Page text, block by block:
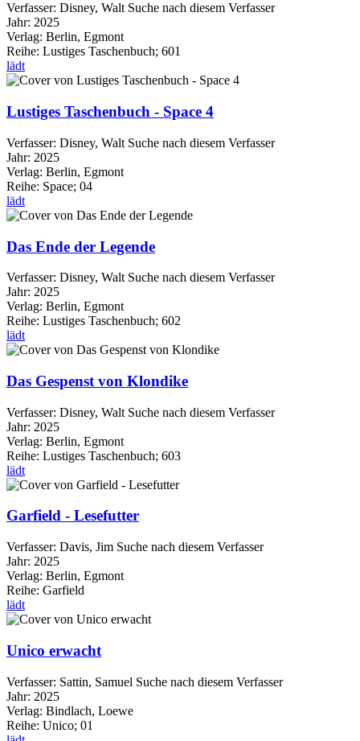
Verfasser: Disney, Walt Suche nach diesem Verfasser
Jahr: 2025
Verlag: Berlin, Egmont
Reihe: Lustiges Taschenbuch; 601
lädt
Lustiges Taschenbuch - Space 4
Verfasser: Disney, Walt Suche nach diesem Verfasser
Jahr: 2025
Verlag: Berlin, Egmont
Reihe: Space; 04
lädt
Das Ende der Legende
Verfasser: Disney, Walt Suche nach diesem Verfasser
Jahr: 2025
Verlag: Berlin, Egmont
Reihe: Lustiges Taschenbuch; 602
lädt
Das Gespenst von Klondike
Verfasser: Disney, Walt Suche nach diesem Verfasser
Jahr: 2025
Verlag: Berlin, Egmont
Reihe: Lustiges Taschenbuch; 603
lädt
Garfield - Lesefutter
Verfasser: Davis, Jim Suche nach diesem Verfasser
Jahr: 2025
Verlag: Berlin, Egmont
Reihe: Garfield
lädt
Unico erwacht
Verfasser: Sattin, Samuel Suche nach diesem Verfasser
Jahr: 2025
Verlag: Bindlach, Loewe
Reihe: Unico; 01